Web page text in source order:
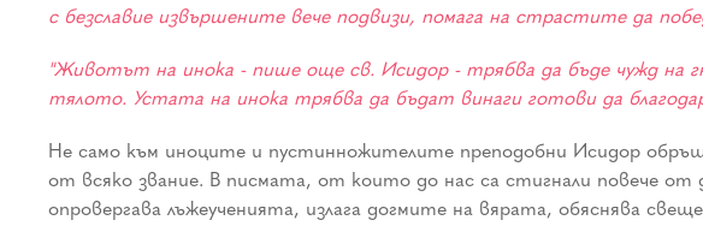
с безславие извършените вече подвизи, помага на страстите да
"Животът на инока - пише още св. Исидор - трябва да бъде чужд на
тялото. Устата на инока трябва да бъдат винаги готови да
Не само към иноците и пустинножителите преподобни Исидор
от всяко звание. В писмата, от които до нас са стигнали повече
опровергава лъжеученията, излага догмите на вярата, обяснява